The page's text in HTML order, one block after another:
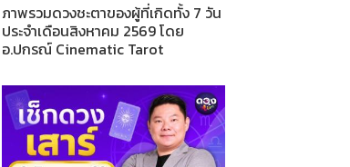
ภาพรวมดวงชะตาของผู้ที่เกิดทั้ง 7 วัน
ประจำเดือนสิงหาคม 2569 โดย
อ.ปกรณ์ Cinematic Tarot